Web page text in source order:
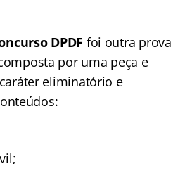
DPDF foi outra prova
por uma peça e
eliminatório e